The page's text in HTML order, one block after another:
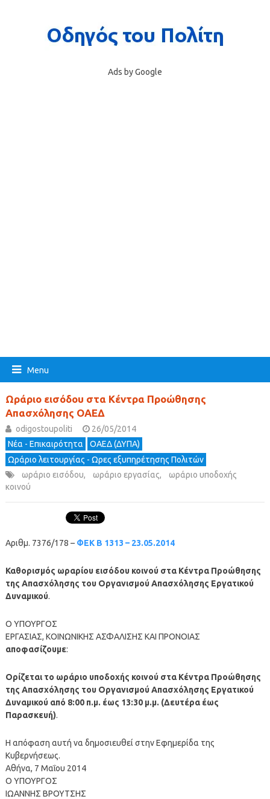
Ads by Google
Menu
Ωράριο εισόδου στα Κέντρα Προώθησης
Απασχόλησης ΟΑΕΔ
odigostoupoliti
26/05/2014
Νέα - Επικαιρότητα
ΟΑΕΔ (ΔΥΠΑ)
Ωράριο λειτουργίας - Ωρες εξυπηρέτησης Πολιτών
ωράριο εισόδου, ωράριο εργασίας,
ωράριο υποδοχής
κοινού
Αριθμ. 7376/178 – ΦΕΚ Β 1313 – 23.05.2014
Καθορισμός ωραρίου εισόδου κοινού στα Κέντρα Προώθησης
της Απασχόλησης του Οργανισμού Απασχόλησης Εργατικού
Δυναμικού.
Ο ΥΠΟΥΡΓΟΣ
ΕΡΓΑΣΙΑΣ, ΚΟΙΝΩΝΙΚΗΣ ΑΣΦΑΛΙΣΗΣ ΚΑΙ ΠΡΟΝΟΙΑΣ
αποφασίζουμε:
Ορίζεται το ωράριο υποδοχής κοινού στα Κέντρα Προώθησης
της Απασχόλησης του Οργανισμού Απασχόλησης Εργατικού
Δυναμικού από 8:00 π.μ. έως 13:30 μ.μ. (Δευτέρα έως
Παρασκευή).
Η απόφαση αυτή να δημοσιευθεί στην Εφημερίδα της
Κυβερνήσεως.
Αθήνα, 7 Μαΐου 2014
O YΠΟΥΡΓΟΣ
ΙΩΑΝΝΗΣ ΒΡΟΥΤΣΗΣ